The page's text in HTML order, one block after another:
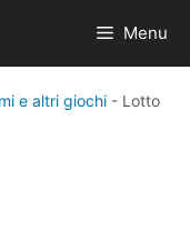
Menu
e altri giochi - Lotto